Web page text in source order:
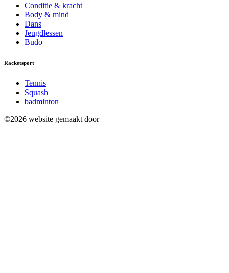
Conditie & kracht
Body & mind
Dans
Jeugdlessen
Budo
Racketsport
Tennis
Squash
badminton
©2026 website gemaakt door